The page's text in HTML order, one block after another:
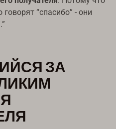
“спасибо” - они
ЗА